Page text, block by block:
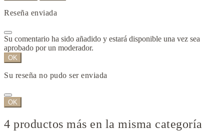
Reseña enviada
Su comentario ha sido añadido y estará disponible una vez sea
aprobado por un moderador.
OK
Su reseña no pudo ser enviada
OK
4 productos más en la misma categoría